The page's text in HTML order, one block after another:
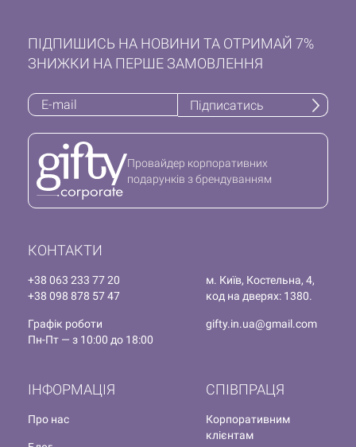
КОНТАКТИ
+38 063 233 77 20
+38 098 878 57 47
м. Київ, Костельна, 4,
код на дверях: 1380.
Графік роботи
Пн-Пт — з 10:00 до 18:00
gifty.in.ua@gmail.com
СПІВПРАЦЯ
Корпоративним
клієнтам
ІНФОРМАЦІЯ
Про нас
ПІДПИШИСЬ НА НОВИНИ ТА ОТРИМАЙ 7%
ЗНИЖКИ НА ПЕРШЕ ЗАМОВЛЕННЯ
Підписатись
Провайдер корпоративних
подарунків з брендуванням